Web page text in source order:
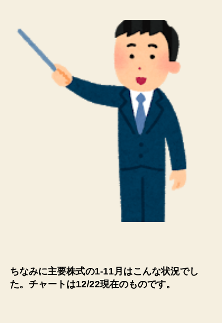
ちなみに主要株式の1-11月はこんな状況でし
た。チャートは12/22現在のものです。